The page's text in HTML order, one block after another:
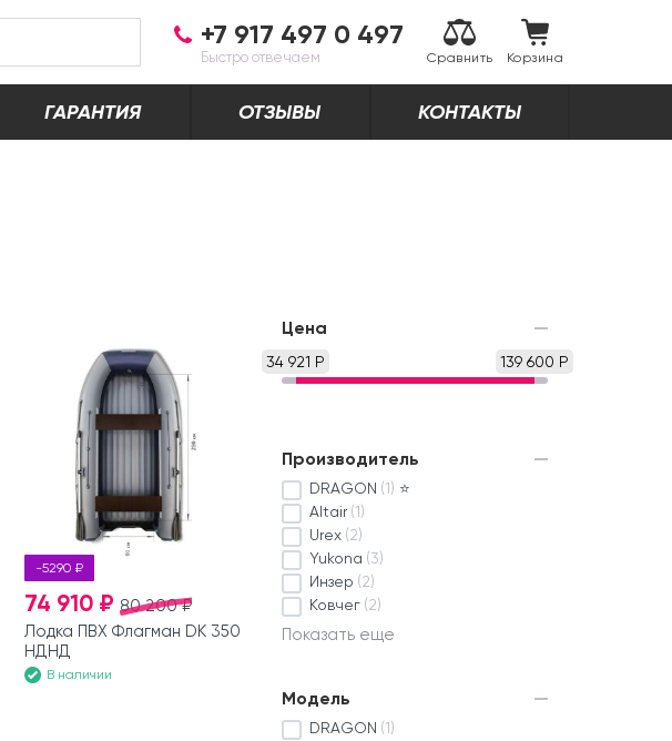
+7 917 497 0 497
Быстро отвечаем Сравнить Корзина
ГАРАНТИЯ ОТЗЫВЫ КОНТАКТЫ
-5290 ₽
80 200 ₽
74 910 ₽
Лодка ПВХ Флагман DK 350
НДНД
В наличии
Цена
34 921 Р 139 600 Р
Производитель
DRAGON (1) ⭐
Altair (1)
Urex (2)
Yukona (3)
Инзер (2)
Ковчег (2)
Показать еще
Модель
DRAGON (1)